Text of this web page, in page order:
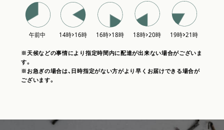
※天候などの事情により指定時間内に配達が出来ない場合がございま
す。
※お急ぎの場合は、日時指定がない方がより早くお届けできる場合が
ございます。